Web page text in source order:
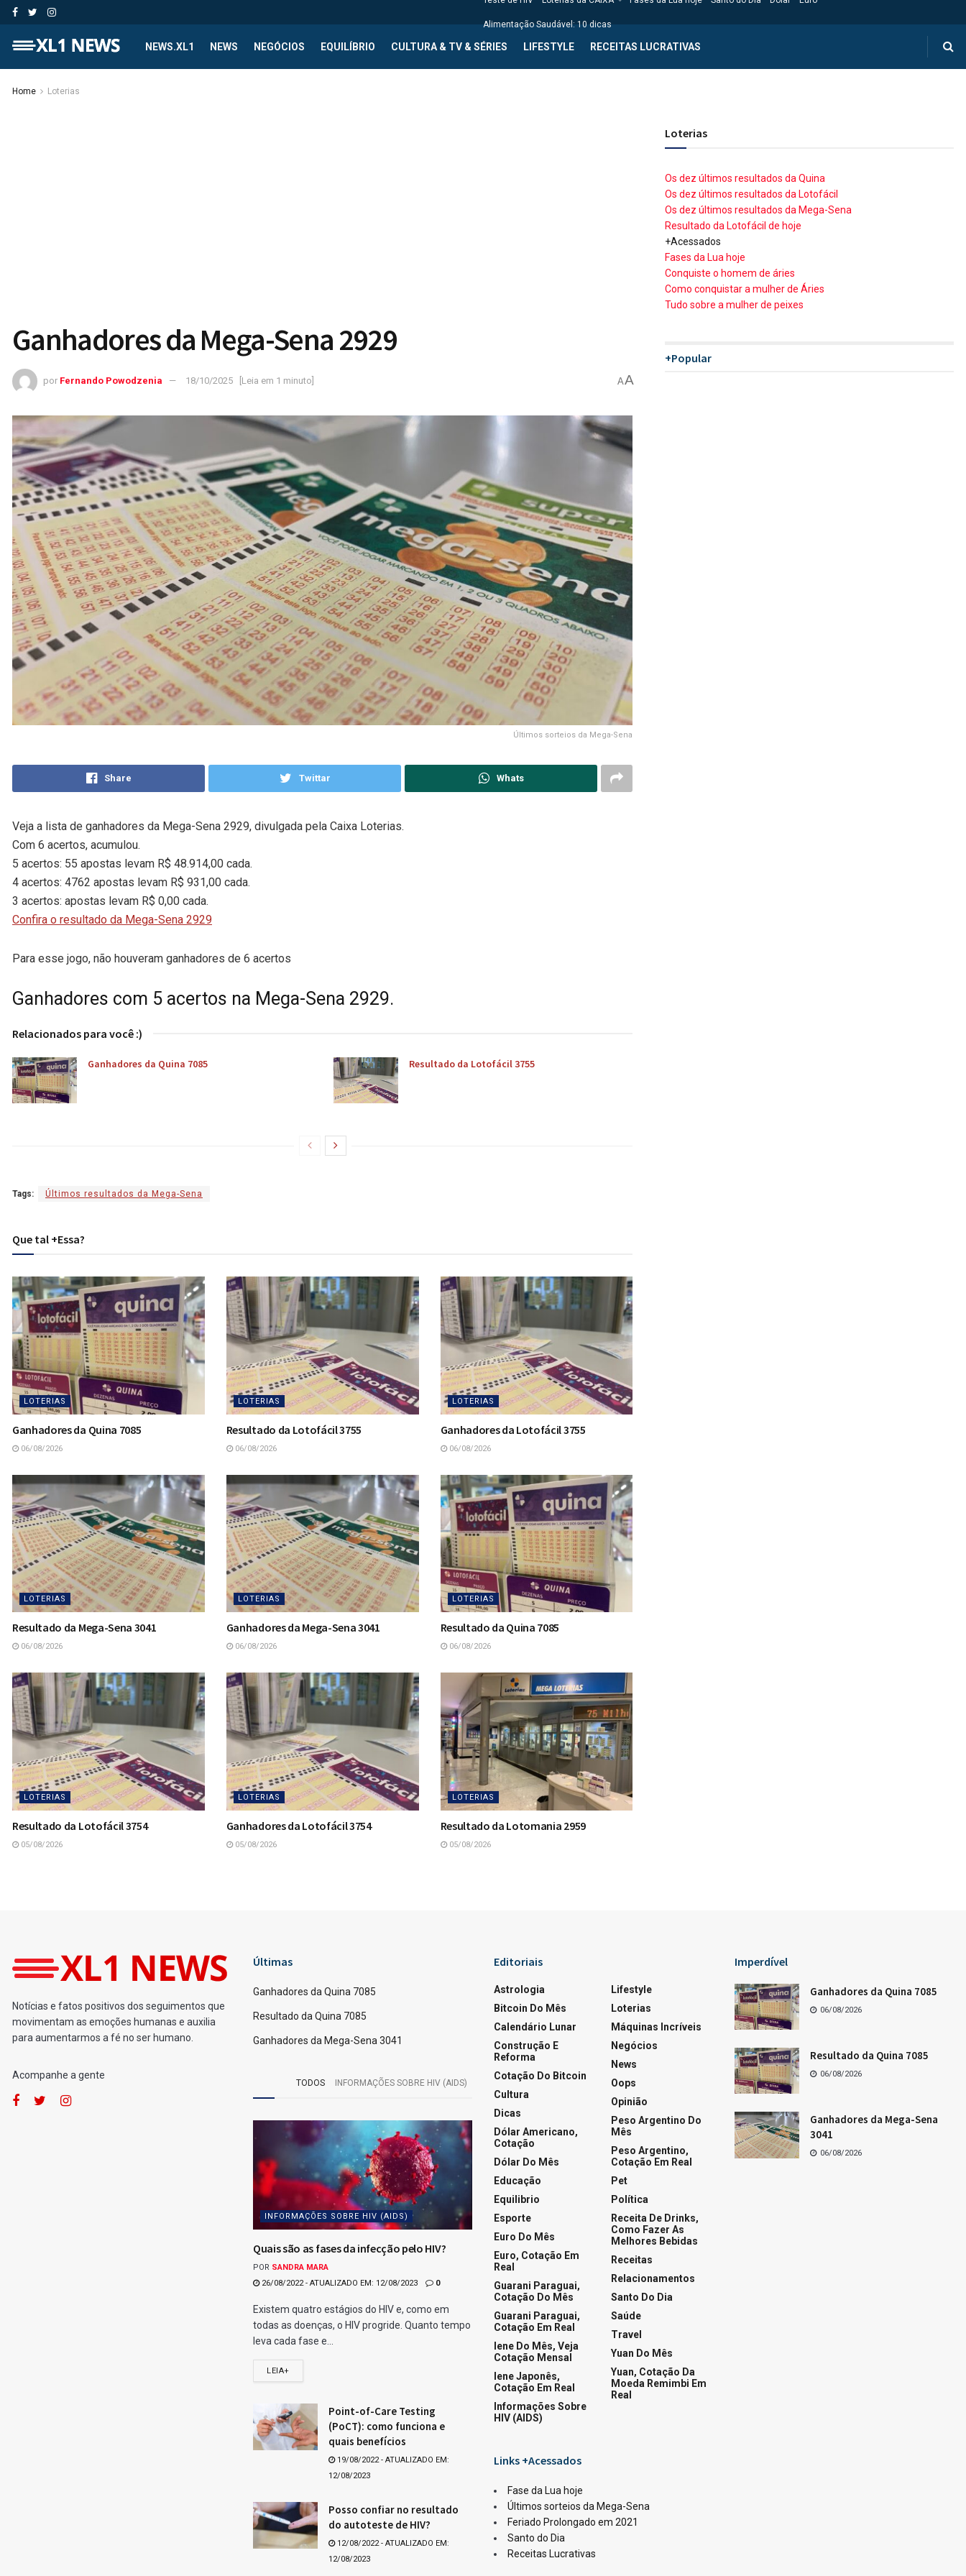
Alimentação Saudável: 10 dicas
NEWS.XL1 NEWS NEGÓCIOS EQUILÍBRIO CULTURA & TV & SÉRIES LIFESTYLE RECEITAS LUCRATIVAS
Home Loterias
Ganhadores da Mega-Sena 2929
por Fernando Powodzenia 18/10/2025 [Leia em 1 minuto] AA
Últimos sorteios da Mega-Sena
Share Twittar Whats
Veja a lista de ganhadores da Mega-Sena 2929, divulgada pela Caixa Loterias.
Com 6 acertos, acumulou.
5 acertos: 55 apostas levam R$ 48.914,00 cada.
4 acertos: 4762 apostas levam R$ 931,00 cada.
3 acertos: apostas levam R$ 0,00 cada.
Confira o resultado da Mega-Sena 2929
Para esse jogo, não houveram ganhadores de 6 acertos
Ganhadores com 5 acertos na Mega-Sena 2929.
Relacionados para você :)
Ganhadores da Quina 7085 Resultado da Lotofácil 3755
Tags: Últimos resultados da Mega-Sena
Que tal +Essa?
LOTERIAS
Ganhadores da Quina 7085
06/08/2026
LOTERIAS
Resultado da Lotofácil 3755
06/08/2026
LOTERIAS
Ganhadores da Lotofácil 3755
06/08/2026
LOTERIAS
Resultado da Mega-Sena 3041
06/08/2026
LOTERIAS
Ganhadores da Mega-Sena 3041
06/08/2026
LOTERIAS
Resultado da Quina 7085
06/08/2026
LOTERIAS
Resultado da Lotofácil 3754
05/08/2026
LOTERIAS
Ganhadores da Lotofácil 3754
05/08/2026
LOTERIAS
Resultado da Lotomania 2959
05/08/2026
Loterias
Os dez últimos resultados da Quina
Os dez últimos resultados da Lotofácil
Os dez últimos resultados da Mega-Sena
Resultado da Lotofácil de hoje
+Acessados
Fases da Lua hoje
Conquiste o homem de áries
Como conquistar a mulher de Áries
Tudo sobre a mulher de peixes
+Popular
Home Loterias
Ganhadores da Quina 6855
A
Twittar
Os dez últimos resultados da Quina
Os dez últimos resultados da Lotofácil
Os dez últimos resultados da Mega-Sena
+Acessados
Fases da Lua hoje
Conquiste o homem de áries
Como conquistar a mulher de Áries
+Popular